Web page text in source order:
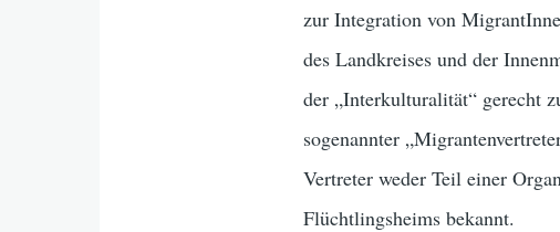
zur Integration von
des Landkreises und der
der „Interkulturalität“ gerecht
sogenannter
Vertreter weder Teil einer
Flüchtlingsheims bekannt.